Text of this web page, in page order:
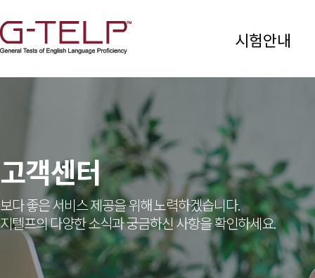
시험안내
고객센터
보다 좋은 서비스 제공을 위해 노력하겠습니다.
지텔프의 다양한 소식과 궁금하신 사항을 확인하세요.